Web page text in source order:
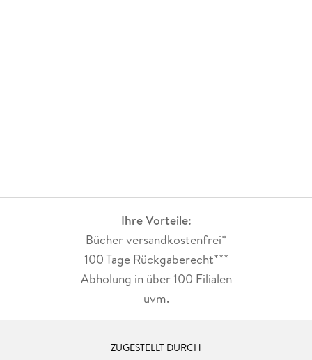
Ihre Vorteile:
Bücher versandkostenfrei*
100 Tage Rückgaberecht***
Abholung in über 100 Filialen
uvm.
ZUGESTELLT DURCH